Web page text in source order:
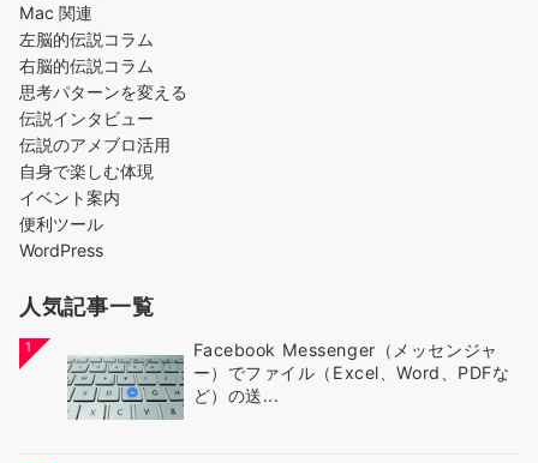
Mac 関連
左脳的伝説コラム
右脳的伝説コラム
思考パターンを変える
伝説インタビュー
伝説のアメブロ活用
自身で楽しむ体現
イベント案内
便利ツール
WordPress
人気記事一覧
1
Facebook Messenger（メッセンジャ
ー）でファイル（Excel、Word、PDFな
ど）の送...